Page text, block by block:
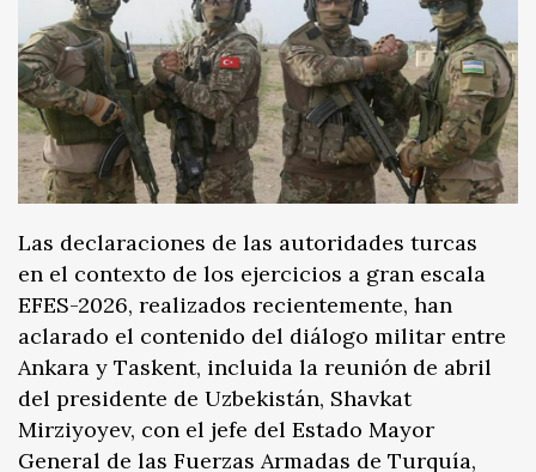
Las declaraciones de las autoridades turcas
en el contexto de los ejercicios a gran escala
EFES-2026, realizados recientemente, han
aclarado el contenido del diálogo militar entre
Ankara y Taskent, incluida la reunión de abril
del presidente de Uzbekistán, Shavkat
Mirziyoyev, con el jefe del Estado Mayor
General de las Fuerzas Armadas de Turquía,